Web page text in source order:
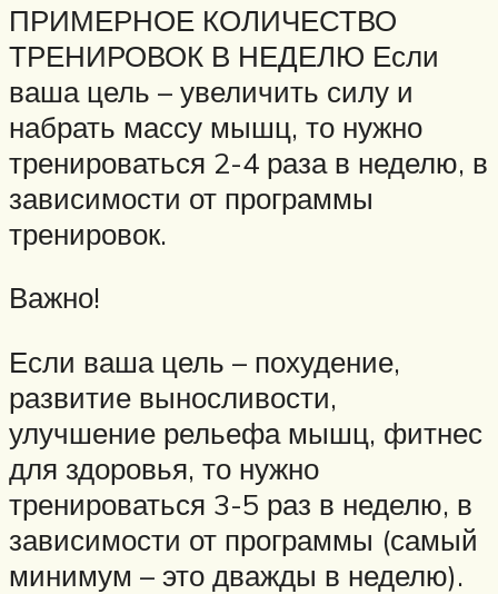
ПРИМЕРНОЕ КОЛИЧЕСТВО
ТРЕНИРОВОК В НЕДЕЛЮ Если
ваша цель – увеличить силу и
набрать массу мышц, то нужно
тренироваться 2-4 раза в неделю, в
зависимости от программы
тренировок.
Важно!
Если ваша цель – похудение,
развитие выносливости,
улучшение рельефа мышц, фитнес
для здоровья, то нужно
тренироваться 3-5 раз в неделю, в
зависимости от программы (самый
минимум – это дважды в неделю).